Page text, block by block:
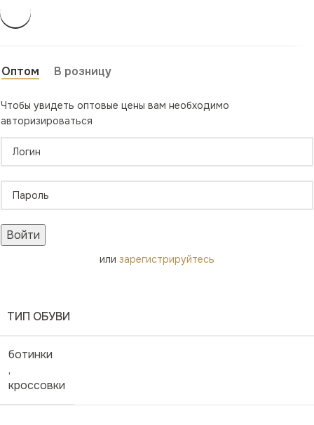
Оптом В розницу
Чтобы увидеть оптовые цены вам необходимо
авторизироваться
Войти
или зарегистрируйтесь
ТИП ОБУВИ
ботинки
,
кроссовки